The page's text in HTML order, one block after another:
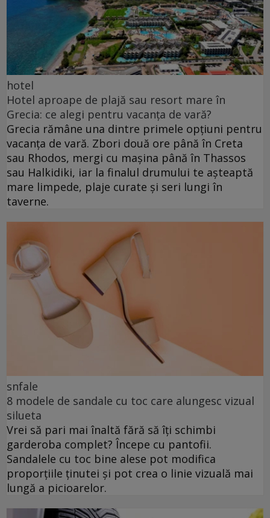
hotel
Hotel aproape de plajă sau resort mare în
Grecia: ce alegi pentru vacanța de vară?
Grecia rămâne una dintre primele opțiuni pentru
vacanța de vară. Zbori două ore până în Creta
sau Rhodos, mergi cu mașina până în Thassos
sau Halkidiki, iar la finalul drumului te așteaptă
mare limpede, plaje curate și seri lungi în
taverne.
snfale
8 modele de sandale cu toc care alungesc vizual
silueta
Vrei să pari mai înaltă fără să îți schimbi
garderoba complet? Începe cu pantofii.
Sandalele cu toc bine alese pot modifica
proporțiile ținutei și pot crea o linie vizuală mai
lungă a picioarelor.